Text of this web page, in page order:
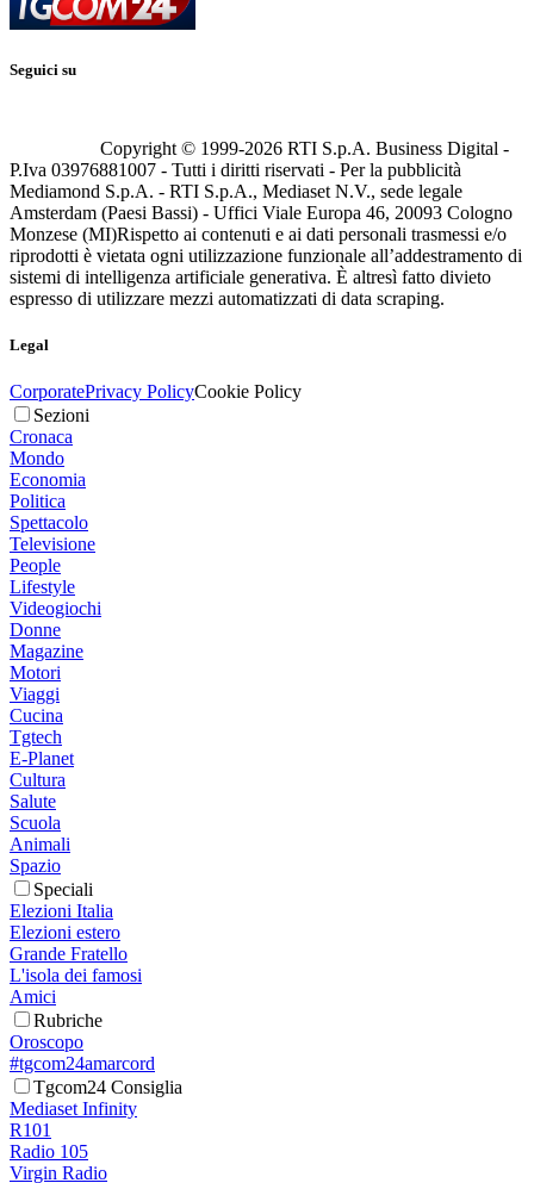
Seguici su
Copyright © 1999-2026 RTI S.p.A. Business Digital -
P.Iva 03976881007 - Tutti i diritti riservati - Per la pubblicità
Mediamond S.p.A. - RTI S.p.A., Mediaset N.V., sede legale
Amsterdam (Paesi Bassi) - Uffici Viale Europa 46, 20093 Cologno
Monzese (MI)Rispetto ai contenuti e ai dati personali trasmessi e/o
riprodotti è vietata ogni utilizzazione funzionale all’addestramento di
sistemi di intelligenza artificiale generativa. È altresì fatto divieto
espresso di utilizzare mezzi automatizzati di data scraping.
Legal
CorporatePrivacy PolicyCookie Policy
Sezioni
Cronaca
Mondo
Economia
Politica
Spettacolo
Televisione
People
Lifestyle
Videogiochi
Donne
Magazine
Motori
Viaggi
Cucina
Tgtech
E-Planet
Cultura
Salute
Scuola
Animali
Spazio
Speciali
Elezioni Italia
Elezioni estero
Grande Fratello
L'isola dei famosi
Amici
Rubriche
Oroscopo
#tgcom24amarcord
Tgcom24 Consiglia
Mediaset Infinity
R101
Radio 105
Virgin Radio